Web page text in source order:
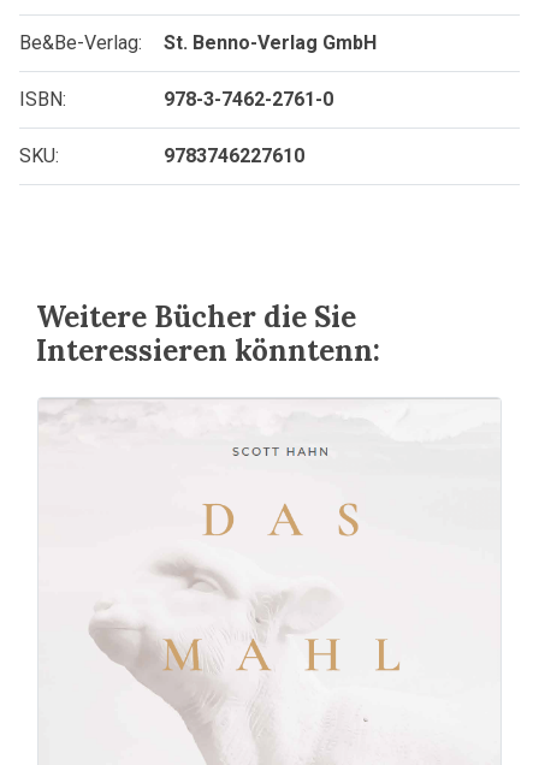
Be&Be-Verlag: St. Benno-Verlag GmbH
ISBN: 978-3-7462-2761-0
SKU: 9783746227610
Weitere Bücher die Sie
Interessieren könntenn: